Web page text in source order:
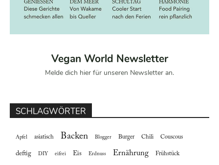
Vegan World Newsletter
Melde dich hier für unseren Newsletter an.
SCHLAGWÖRTER
Apfel asiatisch Backen Blogger Burger Chili Couscous
deftig DIY eifrei Eis Erdnuss Ernährung Frühstück